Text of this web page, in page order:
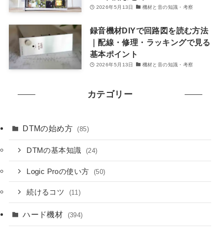
2026年5月13日 機材と音の知識・考察
録音機材DIYで回路図を読む方法
｜配線・修理・ラッキングで見る
基本ポイント
2026年5月13日 機材と音の知識・考察
カテゴリー
DTMの始め方 (85)
DTMの基本知識 (24)
Logic Proの使い方 (50)
続けるコツ (11)
ハード機材 (394)